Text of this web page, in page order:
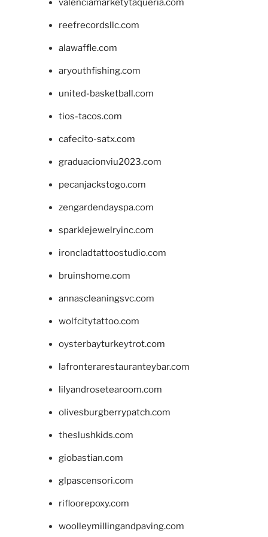
valenciamarketytaqueria.com
reefrecordsllc.com
alawaffle.com
aryouthfishing.com
united-basketball.com
tios-tacos.com
cafecito-satx.com
graduacionviu2023.com
pecanjackstogo.com
zengardendayspa.com
sparklejewelryinc.com
ironcladtattoostudio.com
bruinshome.com
annascleaningsvc.com
wolfcitytattoo.com
oysterbayturkeytrot.com
lafronterarestauranteybar.com
lilyandrosetearoom.com
olivesburgberrypatch.com
theslushkids.com
giobastian.com
glpascensori.com
rifloorepoxy.com
woolleymillingandpaving.com